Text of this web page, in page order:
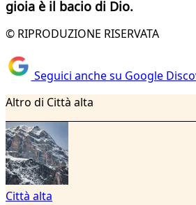
gioia è il bacio di Dio.
© RIPRODUZIONE RISERVATA
Seguici anche su Google
Altro di Città alta
Città alta